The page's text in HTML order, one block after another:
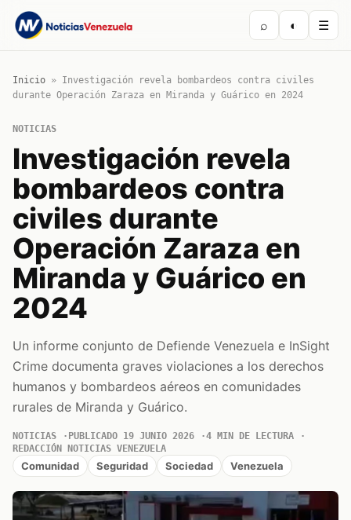
⌕ ◐ ☰
Inicio » Investigación revela bombardeos contra civiles
durante Operación Zaraza en Miranda y Guárico en 2024
NOTICIAS
Investigación revela
bombardeos contra
civiles durante
Operación Zaraza en
Miranda y Guárico en
2024
Un informe conjunto de Defiende Venezuela e InSight
Crime documenta graves violaciones a los derechos
humanos y bombardeos aéreos en comunidades
rurales de Miranda y Guárico.
NOTICIAS PUBLICADO 19 JUNIO 2026
4 MIN DE LECTURA
REDACCIÓN NOTICIAS VENEZUELA
Comunidad Seguridad Sociedad Venezuela